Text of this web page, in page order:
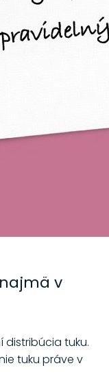
v
distribúcia tuku.
tuku práve v